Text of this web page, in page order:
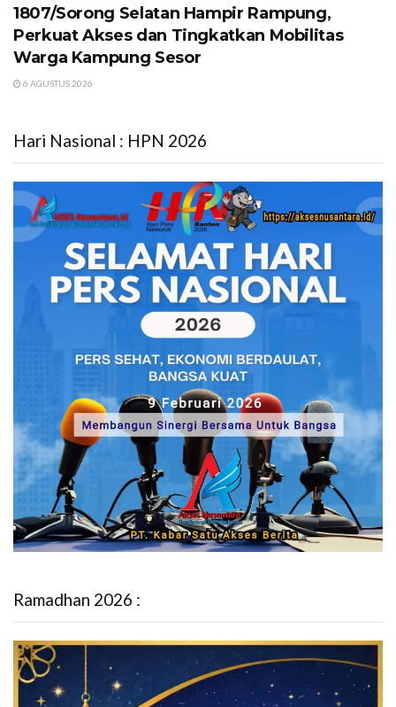
1807/Sorong Selatan Hampir Rampung,
Perkuat Akses dan Tingkatkan Mobilitas
Warga Kampung Sesor
6 AGUSTUS 2026
Hari Nasional : HPN 2026
Ramadhan 2026 :